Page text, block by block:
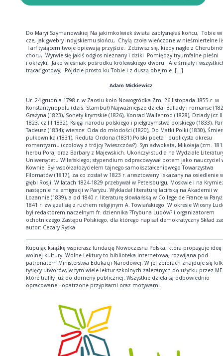
Do Ma­ryi Szy­ma­now­skiej Na ja­kim­kol­wiek świa­ta za­bły­snę­łaś koń­cu, To­bie
cze, jak gwe­bry in­dyj­skie­mu słoń­cu, Chy­lą czo­ła wień­czo­ne w nie­śmier­tel­ne
I arf ty­sią­cem two­je opie­wa­ją przyj­ście. Zdzi­wisz się, kie­dy na­gle z
cho­ru, Wy­rwie się ja­kiś od­głos nie­zna­ny i dzi­ki Po­mię­dzy try­um­fal­ne pie­śni
i okrzy­ki, Ja­ko wie­śniak po­środ­ku kró­lew­skie­go dwo­ru; Ale śmia­ły i
trą­cać go­to­wy, Pój­dzie pro­sto ku To­bie i z du­szą obej­mie. [...]
Adam Mickiewicz
Ur. 24 grudnia 1798 r. w Zaosiu koło Nowogródka Zm. 26 listopada 1855 r. w
Konstantynopolu (dziś: Stambuł) Najważniejsze dzieła: Ballady i romanse
Grażyna (1823), Sonety krymskie (1826), Konrad Wallenrod (1828), Dziady
1823, cz.III 1832), Księgi narodu polskiego i pielgrzymstwa polskiego (1833),
Tadeusz (1834); wiersze: Oda do młodości (1820), Do Matki Polki (1830),
pułkownika (1831), Reduta Ordona (1831) Polski poeta i publicysta okresu
romantyzmu (czołowy z trójcy ?wieszczów?). Syn adwokata, Mikołaja (zm.
herbu Poraj oraz Barbary z Majewskich. Ukończył studia na Wydziale
Uniwersytetu Wileńskiego; stypendium odpracowywał potem jako nauczyciel
Kownie. Był współzałożycielem tajnego samokształceniowego Towarzystwa
Filomatów (1817), za co został w 1823 r. aresztowany i skazany na osiedlenie
głębi Rosji. W latach 1824-1829 przebywał w Petersburgu, Moskwie i na Krymie;
następnie na emigracji w Paryżu. Wykładał literaturę łacińską na Akademii w
Lozannie (1839), a od 1840 r. literaturę słowiańską w College de France w
1841 r. związał się z ruchem religijnym A. Towiańskiego. W okresie Wiosny
był redaktorem naczelnym fr. dziennika ?Trybuna Ludów? i organizatorem
ochotniczego Zastępu Polskiego, dla którego napisał demokratyczny Skład
autor: Cezary Ryska
Kupując książkę wspierasz fundację Nowoczesna Polska, która propaguje ideę
wolnej kultury. Wolne Lektury to biblioteka internetowa, rozwijana pod
patronatem Ministerstwa Edukacji Narodowej. W jej zbiorach znajduje się
tysięcy utworów, w tym wiele lektur szkolnych zalecanych do użytku przez
które trafiły już do domeny publicznej. Wszystkie dzieła są odpowiednio
opracowane - opatrzone przypisami oraz motywami.